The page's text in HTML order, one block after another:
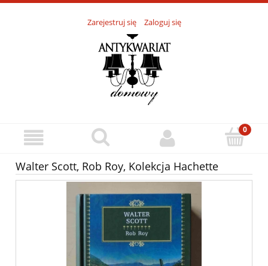
Zarejestruj się Zaloguj się
Walter Scott, Rob Roy, Kolekcja Hachette